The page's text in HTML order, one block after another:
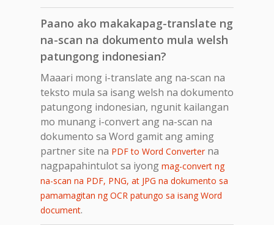
Paano ako makakapag-translate ng
na-scan na dokumento mula welsh
patungong indonesian?
Maaari mong i-translate ang na-scan na
teksto mula sa isang welsh na dokumento
patungong indonesian, ngunit kailangan
mo munang i-convert ang na-scan na
dokumento sa Word gamit ang aming
partner site na PDF to Word Converterna
nagpapahintulot sa iyong mag-convert ng
na-scan na PDF, PNG, at JPG na dokumento sa
pamamagitan ng OCR patungo sa isang Word
document.